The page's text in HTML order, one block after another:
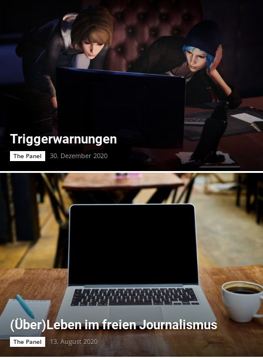
Triggerwarnungen
The Panel 30. Dezember 2020
(Über)Leben im freien Journalismus
The Panel 13. August 2020